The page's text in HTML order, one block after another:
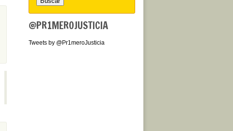
@PR1MEROJUSTICIA
Tweets by @Pr1meroJusticia